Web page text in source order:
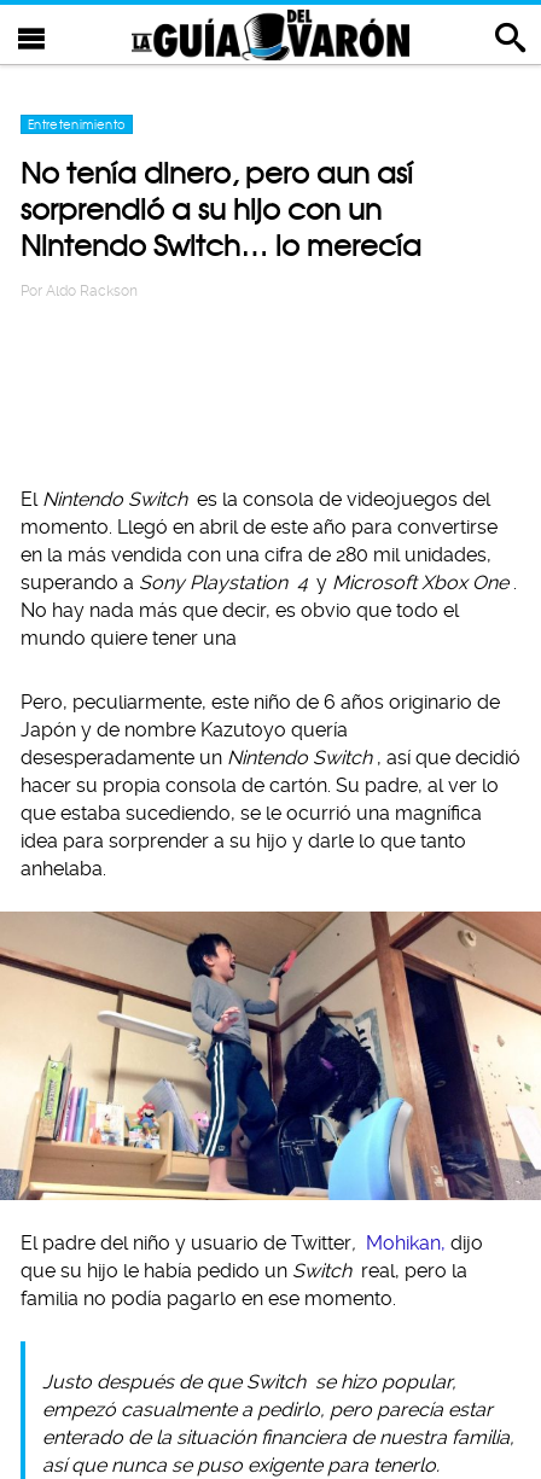
Entretenimiento
No tenía dinero, pero aun así
sorprendió a su hijo con un
Nintendo Switch… lo merecía
Por Aldo Rackson
El Nintendo Switch es la consola de videojuegos del
momento. Llegó en abril de este año para convertirse
en la más vendida con una cifra de 280 mil unidades,
superando a Sony Playstation 4 y Microsoft Xbox One .
No hay nada más que decir, es obvio que todo el
mundo quiere tener una
Pero, peculiarmente, este niño de 6 años originario de
Japón y de nombre Kazutoyo quería
desesperadamente un Nintendo Switch , así que decidió
hacer su propia consola de cartón. Su padre, al ver lo
que estaba sucediendo, se le ocurrió una magnífica
idea para sorprender a su hijo y darle lo que tanto
anhelaba.
El padre del niño y usuario de Twitter, Mohikan, dijo
que su hijo le había pedido un Switch real, pero la
familia no podía pagarlo en ese momento.
Justo después de que Switch se hizo popular,
empezó casualmente a pedirlo, pero parecía estar
enterado de la situación financiera de nuestra familia,
así que nunca se puso exigente para tenerlo.